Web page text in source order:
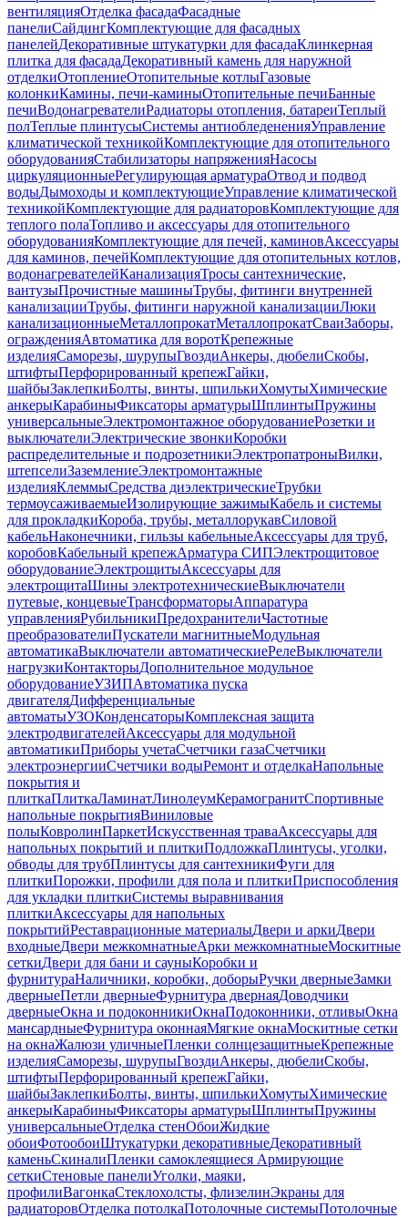
вентиляцияОтделка фасадаФасадные
панелиСайдингКомплектующие для фасадных
панелейДекоративные штукатурки для фасадаКлинкерная
плитка для фасадаДекоративный камень для наружной
отделкиОтоплениеОтопительные котлыГазовые
колонкиКамины, печи-каминыОтопительные печиБанные
печиВодонагревателиРадиаторы отопления, батареиТеплый
полТеплые плинтусыСистемы антиобледененияУправление
климатической техникойКомплектующие для отопительного
оборудованияСтабилизаторы напряженияНасосы
циркуляционныеРегулирующая арматураОтвод и подвод
водыДымоходы и комплектующиеУправление климатической
техникойКомплектующие для радиаторовКомплектующие для
теплого полаТопливо и аксессуары для отопительного
оборудованияКомплектующие для печей, каминовАксессуары
для каминов, печейКомплектующие для отопительных котлов,
водонагревателейКанализацияТросы сантехнические,
вантузыПрочистные машиныТрубы, фитинги внутренней
канализацииТрубы, фитинги наружной канализацииЛюки
канализационныеМеталлопрокатМеталлопрокатСваиЗаборы,
огражденияАвтоматика для воротКрепежные
изделияСаморезы, шурупыГвоздиАнкеры, дюбелиСкобы,
штифтыПерфорированный крепежГайки,
шайбыЗаклепкиБолты, винты, шпилькиХомутыХимические
анкерыКарабиныФиксаторы арматурыШплинтыПружины
универсальныеЭлектромонтажное оборудованиеРозетки и
выключателиЭлектрические звонкиКоробки
распределительные и подрозетникиЭлектропатроныВилки,
штепселиЗаземлениеЭлектромонтажные
изделияКлеммыСредства диэлектрическиеТрубки
термоусаживаемыеИзолирующие зажимыКабель и системы
для прокладкиКороба, трубы, металлорукавСиловой
кабельНаконечники, гильзы кабельныеАксессуары для труб,
коробовКабельный крепежАрматура СИПЭлектрощитовое
оборудованиеЭлектрощитыАксессуары для
электрощитаШины электротехническиеВыключатели
путевые, концевыеТрансформаторыАппаратура
управленияРубильникиПредохранителиЧастотные
преобразователиПускатели магнитныеМодульная
автоматикаВыключатели автоматическиеРелеВыключатели
нагрузкиКонтакторыДополнительное модульное
оборудованиеУЗИПАвтоматика пуска
двигателяДифференциальные
автоматыУЗОКонденсаторыКомплексная защита
электродвигателейАксессуары для модульной
автоматикиПриборы учетаСчетчики газаСчетчики
электроэнергииСчетчики водыРемонт и отделкаНапольные
покрытия и
плиткаПлиткаЛаминатЛинолеумКерамогранитСпортивные
напольные покрытияВиниловые
полыКовролинПаркетИскусственная траваАксессуары для
напольных покрытий и плиткиПодложкаПлинтусы, уголки,
обводы для трубПлинтусы для сантехникиФуги для
плиткиПорожки, профили для пола и плиткиПриспособления
для укладки плиткиСистемы выравнивания
плиткиАксессуары для напольных
покрытийРеставрационные материалыДвери и аркиДвери
входныеДвери межкомнатныеАрки межкомнатныеМоскитные
сеткиДвери для бани и сауныКоробки и
фурнитураНаличники, коробки, доборыРучки дверныеЗамки
дверныеПетли дверныеФурнитура двернаяДоводчики
дверныеОкна и подоконникиОкнаПодоконники, отливыОкна
мансардныеФурнитура оконнаяМягкие окнаМоскитные сетки
на окнаЖалюзи уличныеПленки солнцезащитныеКрепежные
изделияСаморезы, шурупыГвоздиАнкеры, дюбелиСкобы,
штифтыПерфорированный крепежГайки,
шайбыЗаклепкиБолты, винты, шпилькиХомутыХимические
анкерыКарабиныФиксаторы арматурыШплинтыПружины
универсальныеОтделка стенОбоиЖидкие
обоиФотообоиШтукатурки декоративныеДекоративный
каменьСкиналиПленки самоклеящиеся Армирующие
сеткиСтеновые панелиУголки, маяки,
профилиВагонкаСтеклохолсты, флизелинЭкраны для
радиаторовОтделка потолкаПотолочные системыПотолочные